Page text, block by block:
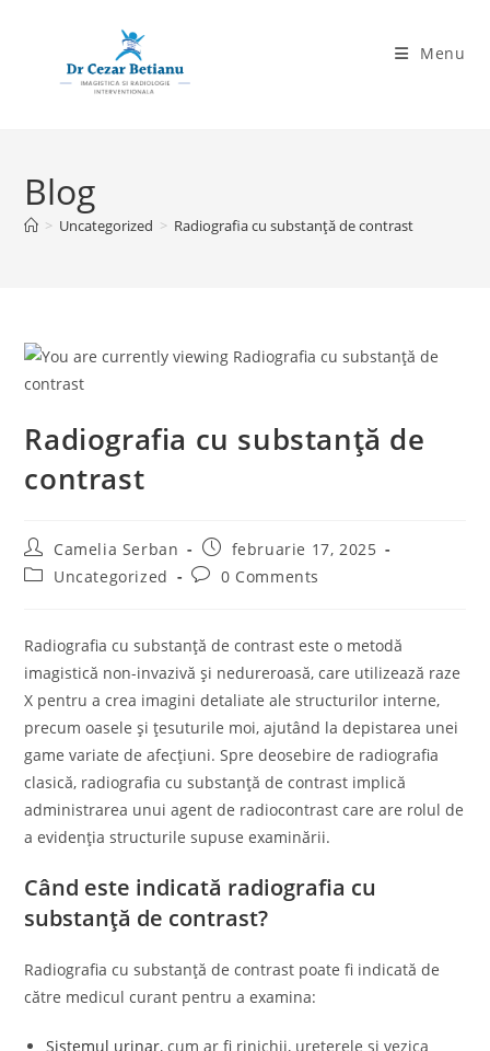
Menu
Blog
> Uncategorized > Radiografia cu substanță de contrast
Radiografia cu substanță de
contrast
Post
author:
Camelia Serban
Post
published:
februarie 17, 2025
PostUncategorized
Post0 Comments
Radiografia cu substanță de contrast este o metodă
imagistică non-invazivă și nedureroasă, care utilizează raze
X pentru a crea imagini detaliate ale structurilor interne,
precum oasele și țesuturile moi, ajutând la depistarea unei
game variate de afecțiuni. Spre deosebire de radiografia
clasică, radiografia cu substanță de contrast implică
administrarea unui agent de radiocontrast care are rolul de
a evidenția structurile supuse examinării.
Când este indicată radiografia cu
substanță de contrast?
Radiografia cu substanță de contrast poate fi indicată de
către medicul curant pentru a examina:
Sistemul urinar, cum ar fi rinichii, ureterele și vezica